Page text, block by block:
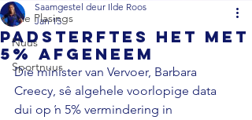
Alle Plasings
Nuus
Sportnuus
Padsterftes het met
5% afgeneem
Saamgestel deur Ilde Roos
Jan 15
Die minister van Vervoer, Barbara
Creecy, sê algehele voorlopige data
dui op ŉ 5% vermindering in